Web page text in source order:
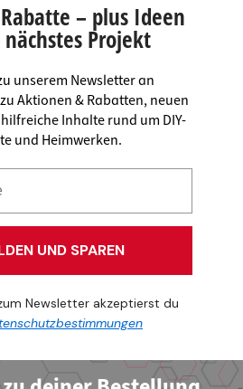
– plus Ideen
Projekt
unserem Newsletter an
Aktionen & Rabatten, neuen
Inhalte rund um DIY-
und Heimwerken.
UND SPAREN
Newsletter akzeptierst du